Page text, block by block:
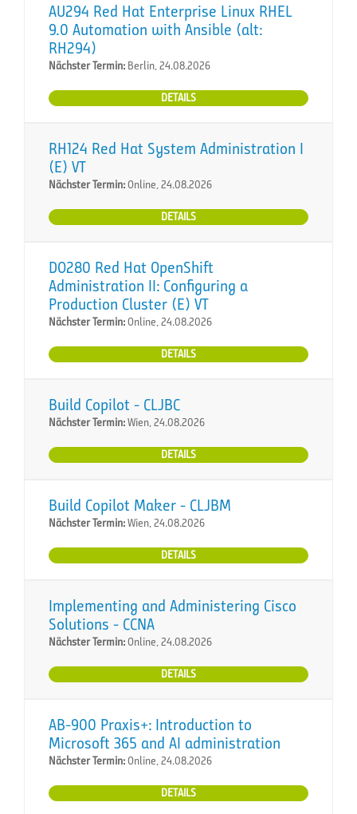
AU294 Red Hat Enterprise Linux RHEL
9.0 Automation with Ansible (alt:
RH294)
Nächster Termin: Berlin, 24.08.2026
DETAILS
RH124 Red Hat System Administration I
(E) VT
Nächster Termin:Online, 24.08.2026
DETAILS
DO280 Red Hat OpenShift
Administration II: Configuring a
Production Cluster (E) VT
Nächster Termin:Online, 24.08.2026
DETAILS
Build Copilot - CLJBC
Nächster Termin:Wien, 24.08.2026
DETAILS
Build Copilot Maker - CLJBM
Nächster Termin:Wien, 24.08.2026
DETAILS
Implementing and Administering Cisco
Solutions - CCNA
Nächster Termin:Online, 24.08.2026
DETAILS
AB-900 Praxis+: Introduction to
Microsoft 365 and AI administration
Nächster Termin:Online, 24.08.2026
DETAILS